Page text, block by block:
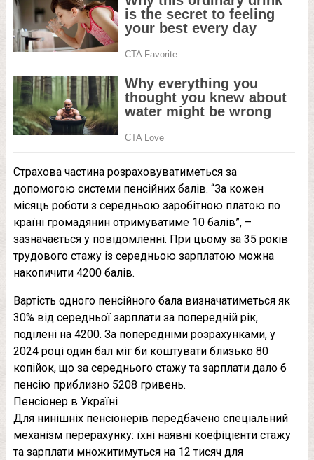
Страхова частина розраховуватиметься за
допомогою системи пенсійних балів. “За кожен
місяць роботи з середньою заробітною платою по
країні громадянин отримуватиме 10 балів”, –
зазначається у повідомленні. При цьому за 35 років
трудового стажу із середньою зарплатою можна
накопичити 4200 балів.
Вартість одного пенсійного бала визначатиметься як
30% від середньої зарплати за попередній рік,
поділені на 4200. За попередніми розрахунками, у
2024 році один бал міг би коштувати близько 80
копійок, що за середнього стажу та зарплати дало б
пенсію приблизно 5208 гривень.
Пенсіонер в Україні
Для нинішніх пенсіонерів передбачено спеціальний
механізм перерахунку: їхні наявні коефіцієнти стажу
та зарплати множитимуться на 12 тисяч для